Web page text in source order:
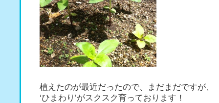
植えたのが最近だったので、まだまだですが、
‘ひまわり’がスクスク育っております！